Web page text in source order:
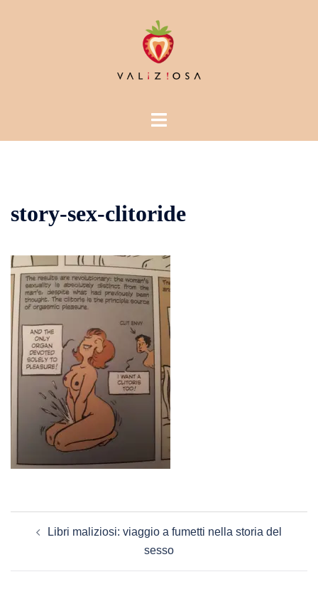
Mostra/Nascondi
story-sex-clitoride
articoloLibri maliziosi: viaggio a fumetti nella storia del
sesso